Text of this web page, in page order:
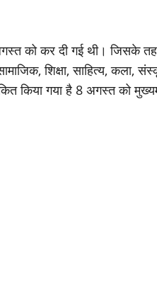
को कर दी गई थी। जिसके
शिक्षा, साहित्य, कला,
किया गया है 8 अगस्त को